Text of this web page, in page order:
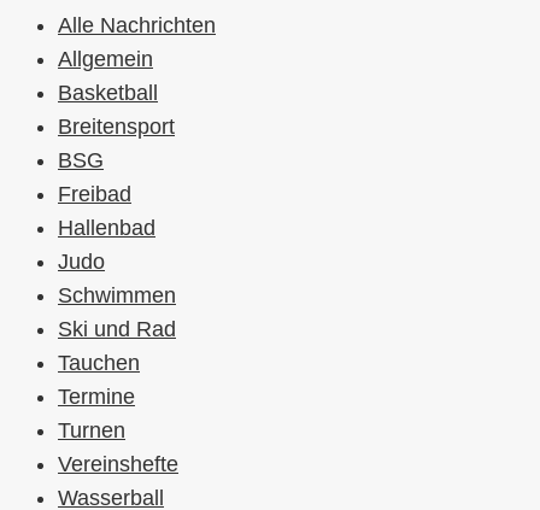
Alle Nachrichten
Allgemein
Basketball
Breitensport
BSG
Freibad
Hallenbad
Judo
Schwimmen
Ski und Rad
Tauchen
Termine
Turnen
Vereinshefte
Wasserball